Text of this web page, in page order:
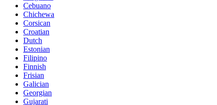
Cebuano
Chichewa
Corsican
Croatian
Dutch
Estonian
Filipino
Finnish
Frisian
Galician
Georgian
Gujarati